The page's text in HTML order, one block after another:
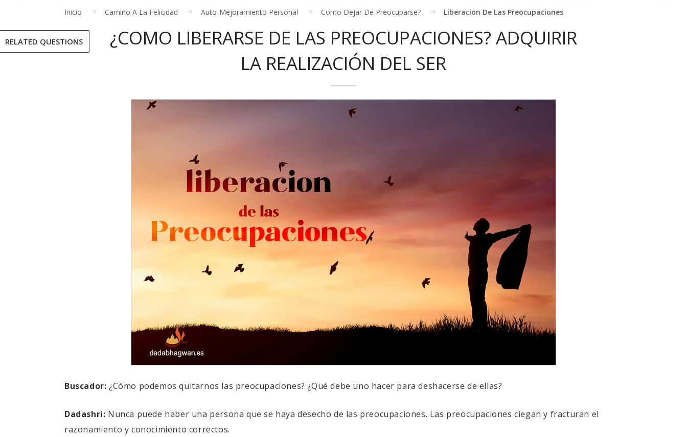
RELATED QUESTIONS
Inicio Camino A La Felicidad Auto-Mejoramiento Personal Como Dejar De Preocuparse? Liberacion De Las Preocupaciones
¿COMO LIBERARSE DE LAS PREOCUPACIONES? ADQUIRIR
LA REALIZACIÓN DEL SER
Buscador: ¿Cómo podemos quitarnos las preocupaciones? ¿Qué debe uno hacer para deshacerse de ellas?
Dadashri: Nunca puede haber una persona que se haya desecho de las preocupaciones. Las preocupaciones ciegan y fracturan el
razonamiento y conocimiento correctos.